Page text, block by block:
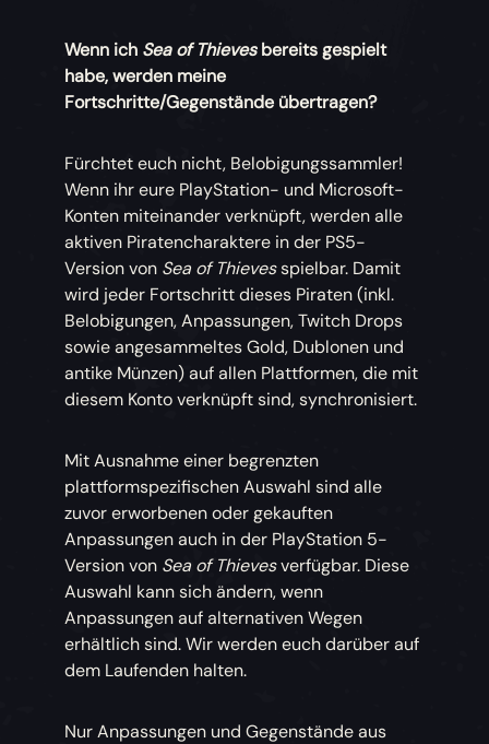
Wenn ich Sea of Thievesbereits gespielt
habe, werden meine
Fortschritte/Gegenstände übertragen?
Fürchtet euch nicht, Belobigungssammler!
Wenn ihr eure PlayStation- und Microsoft-
Konten miteinander verknüpft, werden alle
aktiven Piratencharaktere in der PS5-
Version von Sea of Thievesspielbar. Damit
wird jeder Fortschritt dieses Piraten (inkl.
Belobigungen, Anpassungen, Twitch Drops
sowie angesammeltes Gold, Dublonen und
antike Münzen) auf allen Plattformen, die mit
diesem Konto verknüpft sind, synchronisiert.
Mit Ausnahme einer begrenzten
plattformspezifischen Auswahl sind alle
zuvor erworbenen oder gekauften
Anpassungen auch in der PlayStation 5-
Version von Sea of Thievesverfügbar. Diese
Auswahl kann sich ändern, wenn
Anpassungen auf alternativen Wegen
erhältlich sind. Wir werden euch darüber auf
dem Laufenden halten.
Nur Anpassungen und Gegenstände aus